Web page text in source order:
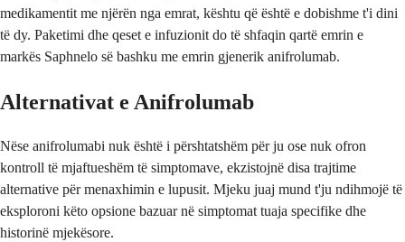
medikamentit me njërën nga emrat, kështu që është e dobishme t'i dini
të dy. Paketimi dhe qeset e infuzionit do të shfaqin qartë emrin e
markës Saphnelo së bashku me emrin gjenerik anifrolumab.
Alternativat e Anifrolumab
Nëse anifrolumabi nuk është i përshtatshëm për ju ose nuk ofron
kontroll të mjaftueshëm të simptomave, ekzistojnë disa trajtime
alternative për menaxhimin e lupusit. Mjeku juaj mund t'ju ndihmojë të
eksploroni këto opsione bazuar në simptomat tuaja specifike dhe
historinë mjekësore.